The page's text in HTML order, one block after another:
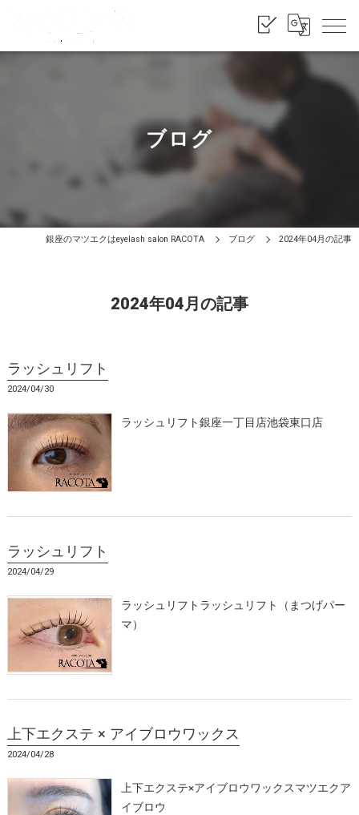
ブログ
銀座のマツエクはeyelash salon RACOTA ブログ 2024年04月の記事
2024年04月の記事
ラッシュリフト
2024/04/30
ラッシュリフト銀座一丁目店池袋東口店
ラッシュリフト
2024/04/29
ラッシュリフトラッシュリフト（まつげパー
マ）
上下エクステ × アイブロウワックス
2024/04/28
上下エクステ×アイブロウワックスマツエクア
イブロウ